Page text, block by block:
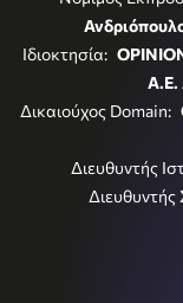
Ιδιοκτησία:
Α.Ε.
Δικαιούχος Domain:
Διευθυντής
Διευθυντής